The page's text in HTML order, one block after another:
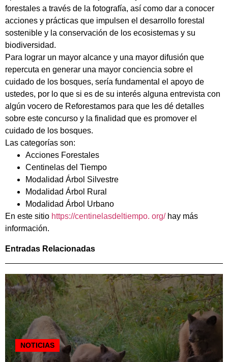
forestales a través de la fotografía, así como dar a conocer
acciones y prácticas que impulsen el desarrollo forestal
sostenible y la conservación de los ecosistemas y su
biodiversidad.
Para lograr un mayor alcance y una mayor difusión que
repercuta en generar una mayor conciencia sobre el
cuidado de los bosques, sería fundamental el apoyo de
ustedes, por lo que si es de su interés alguna entrevista con
algún vocero de Reforestamos para que les dé detalles
sobre este concurso y la finalidad que es promover el
cuidado de los bosques.
Las categorías son:
Acciones Forestales
Centinelas del Tiempo
Modalidad Árbol Silvestre
Modalidad Árbol Rural
Modalidad Árbol Urbano
En este sitio https://centinelasdeltiempo. org/hay más
información.
Entradas Relacionadas
NOTICIAS